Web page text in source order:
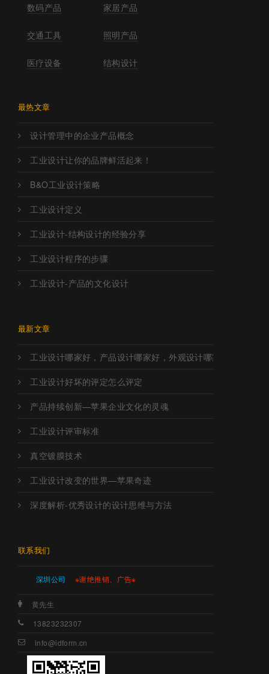
数码产品 家居产品
交通工具 照明产品
医疗设备 结构设计
最热文章
设计管理中的企业产品概念
工业设计让你的品牌鲜活起来！
B&O工业设计策略
工业设计定义
工业设计-结构设计的经验分享
工业设计程序的步骤
工业设计-产品的文化设计
最新文章
工业设计哪家好，产品设计哪家好，外观设计哪家好，工业设
工业设计好坏的评定怎么评定
产品持续创新—苹果企业文化的灵魂
工业设计评审标准
真空镀膜技术
工业设计改变的世界—苹果奇迹
深度解析-优秀设计的设计思维与方法
联系我们
深圳公司 ※谢绝推销、广告※
黄先生
13823232307
info@idform.cn